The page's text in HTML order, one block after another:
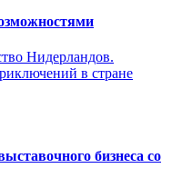
Нидерландов.
в стране
бизнеса со